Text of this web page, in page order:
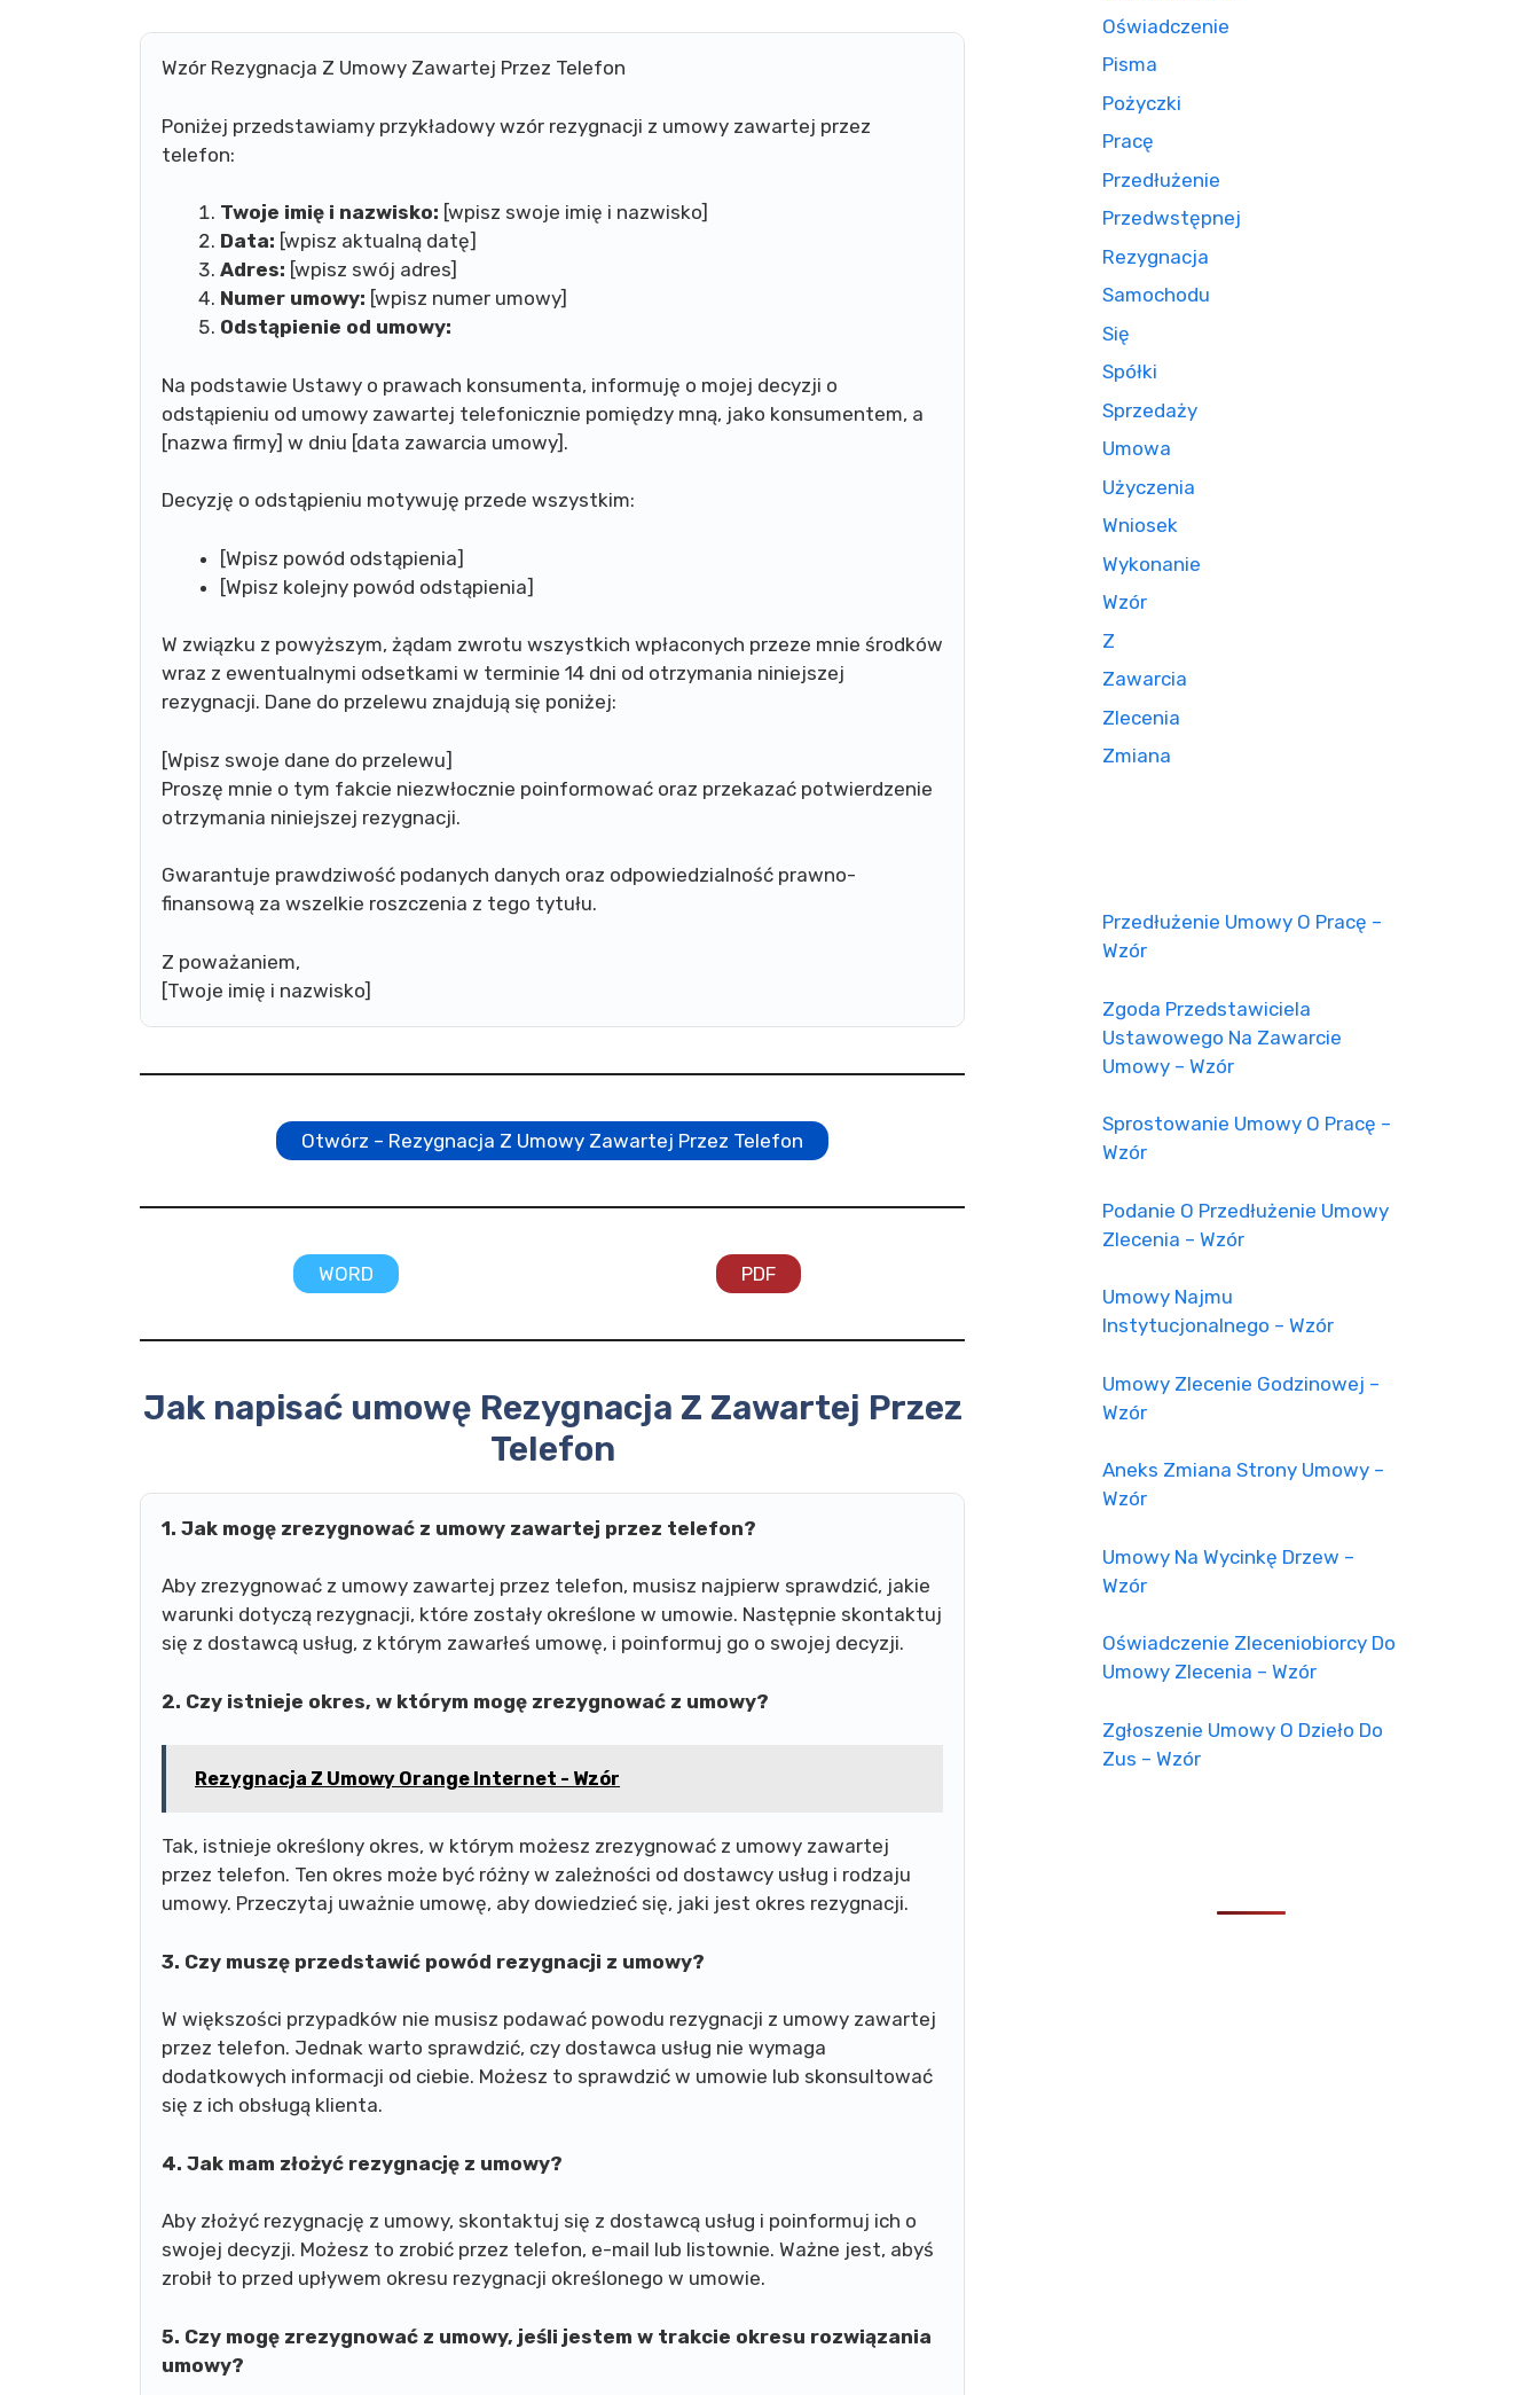
Wzór Rezygnacja Z Umowy Zawartej Przez Telefon
Poniżej przedstawiamy przykładowy wzór rezygnacji z umowy zawartej przez
telefon:
Twoje imię i nazwisko: [wpisz swoje imię i nazwisko]
Data: [wpisz aktualną datę]
Adres: [wpisz swój adres]
Numer umowy: [wpisz numer umowy]
Odstąpienie od umowy:
Na podstawie Ustawy o prawach konsumenta, informuję o mojej decyzji o
odstąpieniu od umowy zawartej telefonicznie pomiędzy mną, jako konsumentem, a
[nazwa firmy] w dniu [data zawarcia umowy].
Decyzję o odstąpieniu motywuję przede wszystkim:
[Wpisz powód odstąpienia]
[Wpisz kolejny powód odstąpienia]
W związku z powyższym, żądam zwrotu wszystkich wpłaconych przeze mnie środków
wraz z ewentualnymi odsetkami w terminie 14 dni od otrzymania niniejszej
rezygnacji. Dane do przelewu znajdują się poniżej:
[Wpisz swoje dane do przelewu]
Proszę mnie o tym fakcie niezwłocznie poinformować oraz przekazać potwierdzenie
otrzymania niniejszej rezygnacji.
Gwarantuje prawdziwość podanych danych oraz odpowiedzialność prawno-
finansową za wszelkie roszczenia z tego tytułu.
Z poważaniem,
[Twoje imię i nazwisko]
Otwórz – Rezygnacja Z Umowy Zawartej Przez Telefon
WORD PDF
Jak napisać umowę Rezygnacja Z Zawartej Przez
Telefon
1. Jak mogę zrezygnować z umowy zawartej przez telefon?
Aby zrezygnować z umowy zawartej przez telefon, musisz najpierw sprawdzić, jakie
warunki dotyczą rezygnacji, które zostały określone w umowie. Następnie skontaktuj
się z dostawcą usług, z którym zawarłeś umowę, i poinformuj go o swojej decyzji.
2. Czy istnieje okres, w którym mogę zrezygnować z umowy?
Rezygnacja Z Umowy Orange Internet - Wzór
Tak, istnieje określony okres, w którym możesz zrezygnować z umowy zawartej
przez telefon. Ten okres może być różny w zależności od dostawcy usług i rodzaju
umowy. Przeczytaj uważnie umowę, aby dowiedzieć się, jaki jest okres rezygnacji.
3. Czy muszę przedstawić powód rezygnacji z umowy?
W większości przypadków nie musisz podawać powodu rezygnacji z umowy zawartej
przez telefon. Jednak warto sprawdzić, czy dostawca usług nie wymaga
dodatkowych informacji od ciebie. Możesz to sprawdzić w umowie lub skonsultować
się z ich obsługą klienta.
4. Jak mam złożyć rezygnację z umowy?
Aby złożyć rezygnację z umowy, skontaktuj się z dostawcą usług i poinformuj ich o
swojej decyzji. Możesz to zrobić przez telefon, e-mail lub listownie. Ważne jest, abyś
zrobił to przed upływem okresu rezygnacji określonego w umowie.
5. Czy mogę zrezygnować z umowy, jeśli jestem w trakcie okresu rozwiązania
umowy?
Oświadczenie
Pisma
Pożyczki
Pracę
Przedłużenie
Przedwstępnej
Rezygnacja
Samochodu
Się
Spółki
Sprzedaży
Umowa
Użyczenia
Wniosek
Wykonanie
Wzór
Z
Zawarcia
Zlecenia
Zmiana
Przedłużenie Umowy O Pracę –
Wzór
Zgoda Przedstawiciela
Ustawowego Na Zawarcie
Umowy – Wzór
Sprostowanie Umowy O Pracę –
Wzór
Podanie O Przedłużenie Umowy
Zlecenia – Wzór
Umowy Najmu
Instytucjonalnego – Wzór
Umowy Zlecenie Godzinowej –
Wzór
Aneks Zmiana Strony Umowy –
Wzór
Umowy Na Wycinkę Drzew –
Wzór
Oświadczenie Zleceniobiorcy Do
Umowy Zlecenia – Wzór
Zgłoszenie Umowy O Dzieło Do
Zus – Wzór